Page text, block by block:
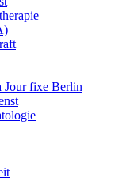
Jour fixe Berlin